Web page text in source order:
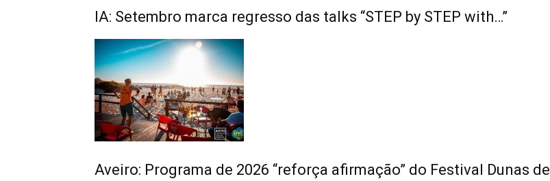
IA: Setembro marca regresso das talks “STEP by STEP with…”
Aveiro: Programa de 2026 “reforça afirmação” do Festival Dunas de